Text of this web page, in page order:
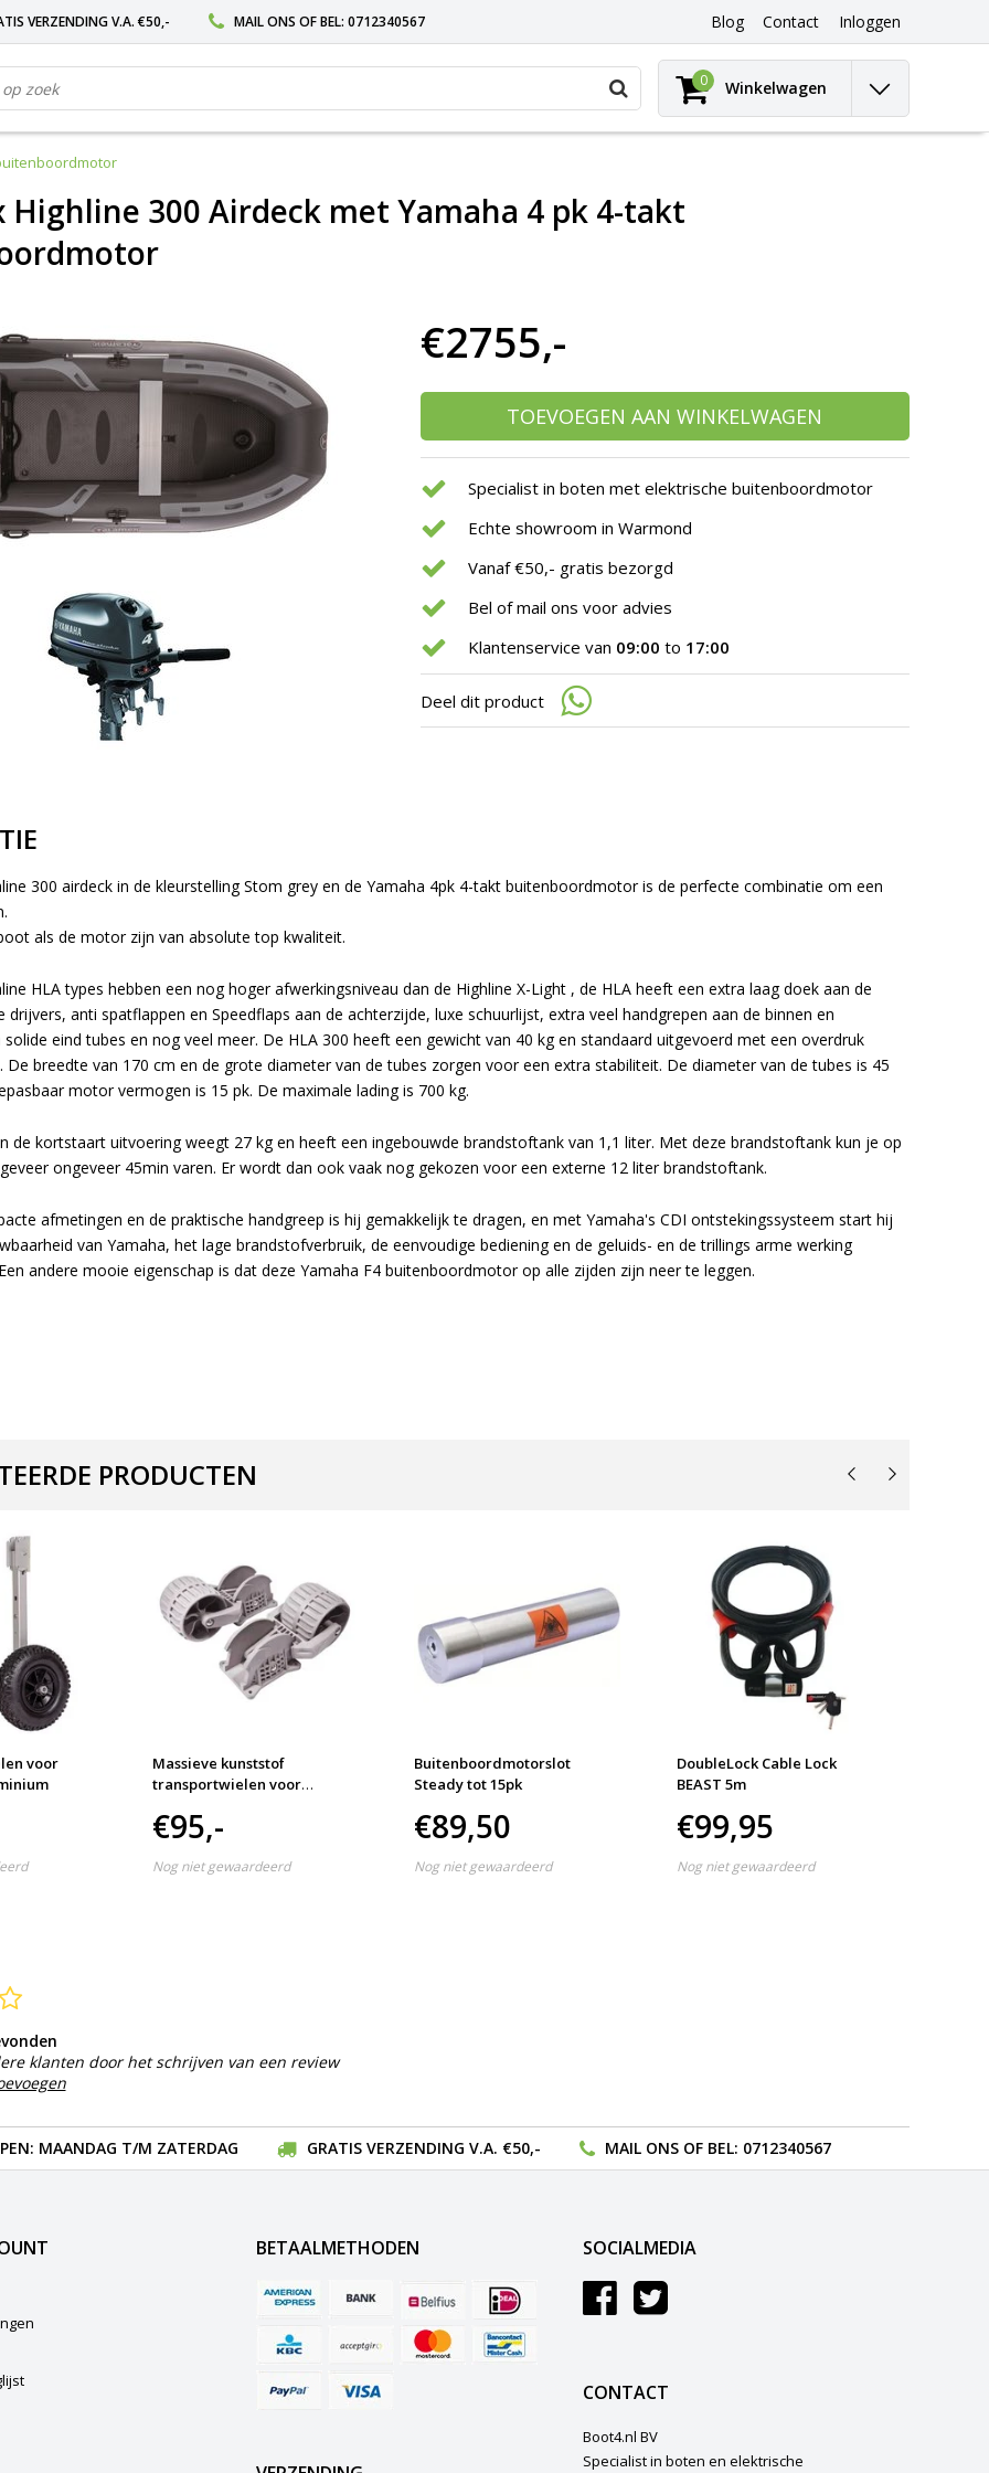
VERZENDING V.A. €50,- MAIL ONS OF BEL: 0712340567 Blog Contact Inloggen
Gebruik
pijltjes
op
om
een
om
naar
geselecteerde
te
Als
met
aanraaktoetsen
kunt
swipetekens
0 Winkelwagen
Highline 300 Airdeck met Yamaha 4 pk 4-takt
€2755,-
TOEVOEGEN AAN WINKELWAGEN
Specialist in boten met elektrische buitenboordmotor
Echte showroom in Warmond
Vanaf €50,- gratis bezorgd
Bel of mail ons voor advies
Klantenservice van 09:00 to 17:00
Deel dit product
300 airdeckin de kleurstelling Stom grey en de Yamaha 4pk 4-taktbuitenboordmotor is de perfecte combinatie om een
als de motor zijn van absolute top kwaliteit.
HLA types hebben een nog hoger afwerkingsniveau dan de Highline X-Light, de HLA heeft een extra laag doek aan de
drijvers, anti spatflappen en Speedflaps aan de achterzijde, luxe schuurlijst, extra veel handgrepen aan de binnen en
eind tubes en nog veel meer. De HLA 300 heeft een gewicht van 40 kg en standaard uitgevoerd met een overdruk
De breedte van 170 cm en de grote diameter van de tubes zorgen voor een extra stabiliteit. De diameter van de tubes is 45
motor vermogen is 15 pk. De maximale lading is 700 kg.
de kortstaart uitvoering weegt 27 kg en heeft een ingebouwde brandstoftank van 1,1 liter. Met deze brandstoftank kun je op
ongeveer 45min varen. Er wordt dan ook vaak nog gekozen voor een externe 12 liter brandstoftank.
afmetingen en de praktische handgreep is hij gemakkelijk te dragen, en met Yamaha's CDI ontstekingssysteem start hij
van Yamaha, het lage brandstofverbruik, de eenvoudige bediening en de geluids- en de trillings arme werking
andere mooie eigenschap is dat deze Yamaha F4 buitenboordmotor op alle zijden zijn neer te leggen.
PRODUCTEN
voor
Massieve kunststof
transportwielen voor
€95,-
Nog niet gewaardeerd
Buitenboordmotorslot
Steady tot 15pk
€89,50
Nog niet gewaardeerd
DoubleLock Cable Lock
BEAST 5m
€99,95
Nog niet gewaardeerd
klanten door het schrijven van een review
MAANDAG T/M ZATERDAG GRATIS VERZENDING V.A. €50,- MAIL ONSOF BEL: 0712340567
BETAALMETHODEN SOCIALMEDIA
CONTACT
Boot4.nl BV
Specialist in boten en elektrische